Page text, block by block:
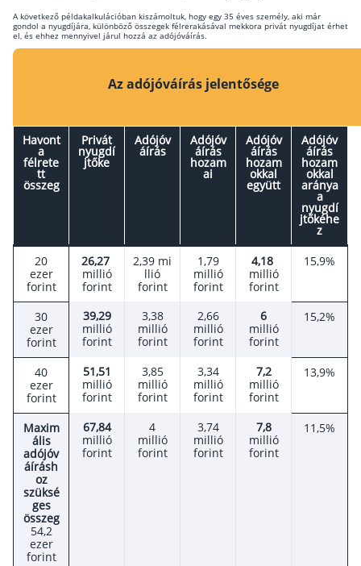
forintot
Egészségbiztosítás kalkulátor
Legjobb befektetés
Részvény vásárlás
ETF
Gyermek megtakarítás
Lakástakarék
Hitel
Vállalkozói hitel
Szabad felhasználású hitel
Lakáshitel
Vagyonbiztosítások
A következő példakalkulációban kiszámoltuk, hogy egy 35 éves személy, aki már
gondol a nyugdíjára, különböző összegek félrerakásával mekkora privát nyugdíjat érhet
el, és ehhez mennyivel járul hozzá az adójóváírás.
Az adójóváírás jelentősége
Havont
a
félrete
tt
összeg
Privát
nyugdí
jtőke
Adójóv
áírás
Adójóv
áírás
hozam
ai
Adójóv
áírás
hozam
okkal
együtt
Adójóv
áírás
hozam
okkal
aránya
a
nyugdí
jtőkéhe
z
20
ezer
forint
26,27
millió
forint
2,39 mi
llió
forint
1,79
millió
forint
4,18
millió
forint
15,9%
30
ezer
forint
39,29
millió
forint
3,38
millió
forint
2,66
millió
forint
6
millió
forint
15,2%
40
ezer
forint
51,51
millió
forint
3,85
millió
forint
3,34
millió
forint
7,2
millió
forint
13,9%
Maxim
ális
adójóv
áírásh
oz
szüksé
ges
összeg
54,2
ezer
forint
67,84
millió
forint
4
millió
forint
3,74
millió
forint
7,8
millió
forint
11,5%